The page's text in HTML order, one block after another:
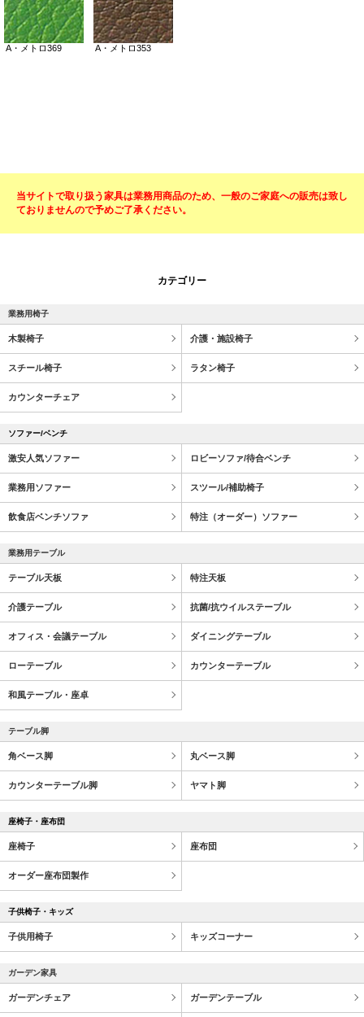
当サイトで取り扱う家具は業務用商品のため、一般のご家庭への販売は致し
ておりませんので予めご了承ください。
カテゴリー
業務用椅子
木製椅子 介護・施設椅子
スチール椅子 ラタン椅子
カウンターチェア
ソファー/ベンチ
激安人気ソファー ロビーソファ/待合ベンチ
業務用ソファー スツール/補助椅子
飲食店ベンチソファ 特注（オーダー）ソファー
業務用テーブル
テーブル天板 特注天板
介護テーブル 抗菌/抗ウイルステーブル
オフィス・会議テーブル ダイニングテーブル
ローテーブル カウンターテーブル
和風テーブル・座卓
テーブル脚
角ベース脚 丸ベース脚
カウンターテーブル脚 ヤマト脚
座椅子・座布団
座椅子 座布団
オーダー座布団製作
子供椅子・キッズ
子供用椅子 キッズコーナー
ガーデン家具
ガーデンチェア ガーデンテーブル